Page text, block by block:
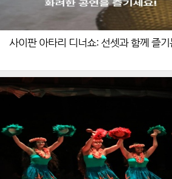
사이판 아타리 디너쇼: 선셋과 함께 즐